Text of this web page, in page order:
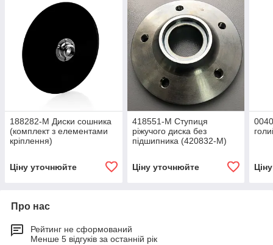
188282-M Диски сошника
(комплект з елементами
кріплення)
Ціну уточнюйте
418551-М Ступиця
ріжучого диска без
підшипника (420832-M)
Ціну уточнюйте
Про нас
Рейтинг не сформований
Менше 5 відгуків за останній рік